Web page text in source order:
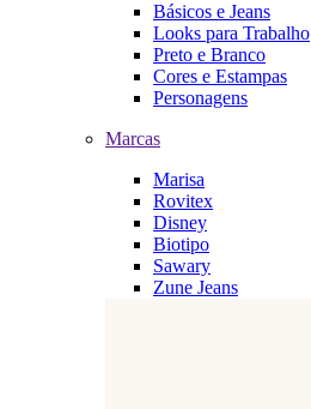
Básicos e Jeans
Looks para Trabalho
Preto e Branco
Cores e Estampas
Personagens
Marcas
Marisa
Rovitex
Disney
Biotipo
Sawary
Zune Jeans